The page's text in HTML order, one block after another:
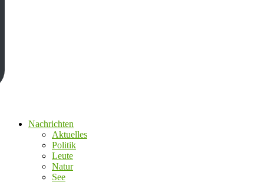
Nachrichten
Aktuelles
Politik
Leute
Natur
See